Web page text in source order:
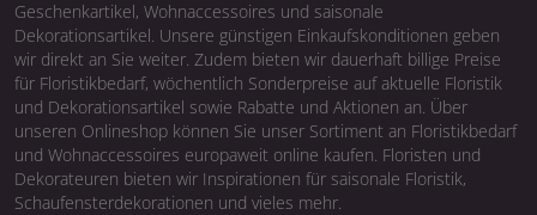
Geschenkartikel, Wohnaccessoires und saisonale
Dekorationsartikel. Unsere günstigen Einkaufskonditionen geben
wir direkt an Sie weiter. Zudem bieten wir dauerhaft billige Preise
für Floristikbedarf, wöchentlich Sonderpreise auf aktuelle Floristik
und Dekorationsartikel sowie Rabatte und Aktionen an. Über
unseren Onlineshop können Sie unser Sortiment an Floristikbedarf
und Wohnaccessoires europaweit online kaufen. Floristen und
Dekorateuren bieten wir Inspirationen für saisonale Floristik,
Schaufensterdekorationen und vieles mehr.